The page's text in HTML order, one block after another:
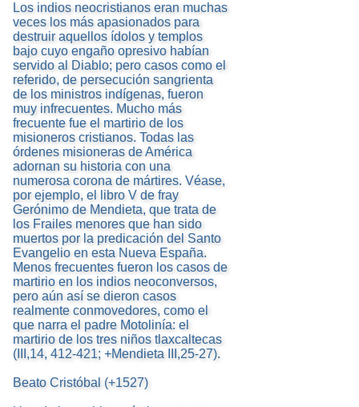
Los indios neocristianos eran muchas
veces los más apasionados para
destruir aquellos ídolos y templos
bajo cuyo engaño opresivo habían
servido al Diablo; pero casos como el
referido, de persecución sangrienta
de los ministros indígenas, fueron
muy infrecuentes. Mucho más
frecuente fue el martirio de los
misioneros cristianos. Todas las
órdenes misioneras de América
adornan su historia con una
numerosa corona de mártires. Véase,
por ejemplo, el libro V de fray
Gerónimo de Mendieta, que trata de
los Frailes menores que han sido
muertos por la predicación del Santo
Evangelio en esta Nueva España.
Menos frecuentes fueron los casos de
martirio en los indios neoconversos,
pero aún así se dieron casos
realmente conmovedores, como el
que narra el padre Motolinía: el
martirio de los tres niños tlaxcaltecas
(III,14, 412-421; +Mendieta III,25-27).
Beato Cristóbal (+1527)